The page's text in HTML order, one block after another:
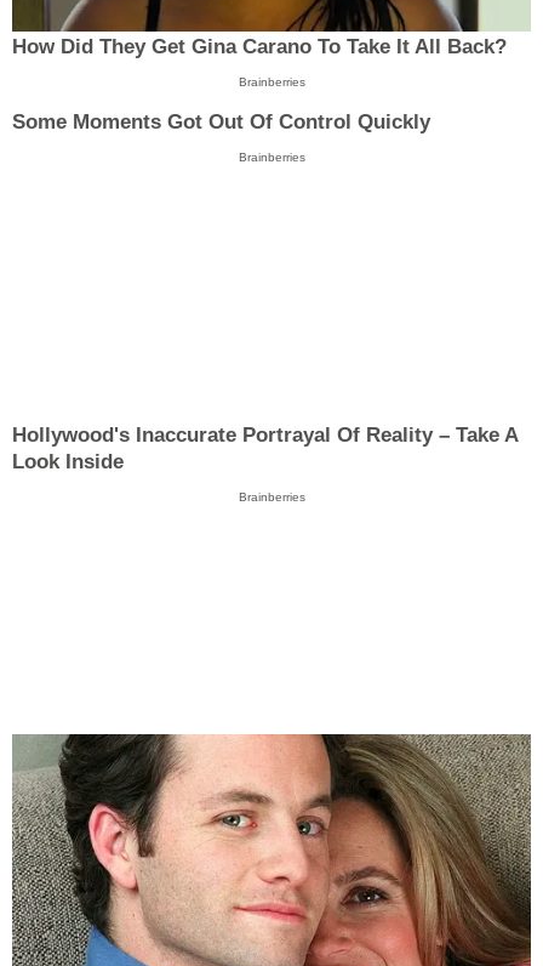
How Did They Get Gina Carano To Take It All Back?
Brainberries
Some Moments Got Out Of Control Quickly
Brainberries
Hollywood's Inaccurate Portrayal Of Reality – Take A
Look Inside
Brainberries